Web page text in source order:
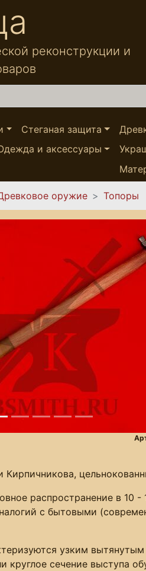
реконструкции и
Стеганая защита
и аксессуары
оружие Топоры
Кирпичникова,
распространение в 10
с бытовыми
узким
круглое сечение выступа